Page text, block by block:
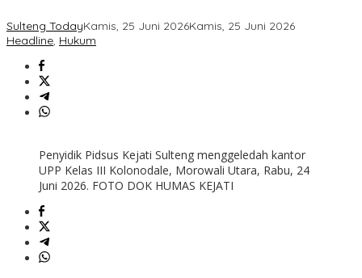
Sulteng TodayKamis, 25 Juni 2026Kamis, 25 Juni 2026
Headline, Hukum
Penyidik Pidsus Kejati Sulteng menggeledah kantor
UPP Kelas III Kolonodale, Morowali Utara, Rabu, 24
Juni 2026. FOTO DOK HUMAS KEJATI